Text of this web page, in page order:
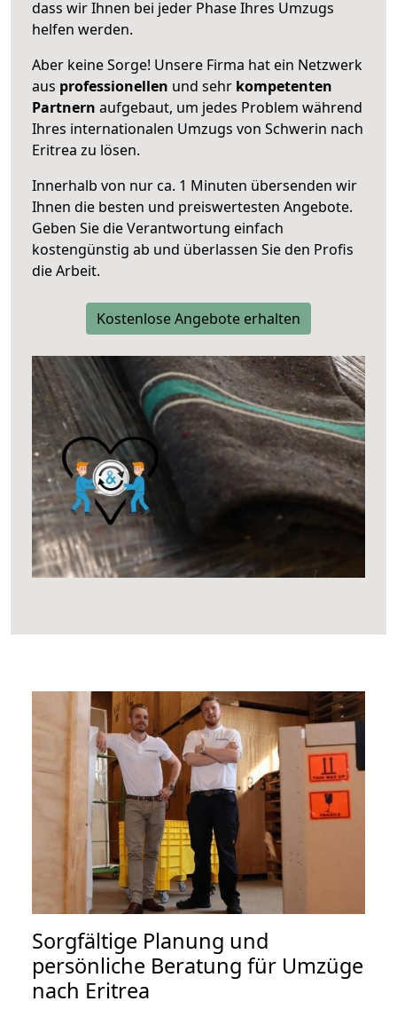
dass wir Ihnen bei jeder Phase Ihres Umzugs
helfen werden.
Aber keine Sorge! Unsere Firma hat ein Netzwerk
aus professionellen und sehr kompetenten
Partnern aufgebaut, um jedes Problem während
Ihres internationalen Umzugs von Schwerin nach
Eritrea zu lösen.
Innerhalb von nur ca. 1 Minuten übersenden wir
Ihnen die besten und preiswertesten Angebote.
Geben Sie die Verantwortung einfach
kostengünstig ab und überlassen Sie den Profis
die Arbeit.
Kostenlose Angebote erhalten
Sorgfältige Planung und
persönliche Beratung für Umzüge
nach Eritrea